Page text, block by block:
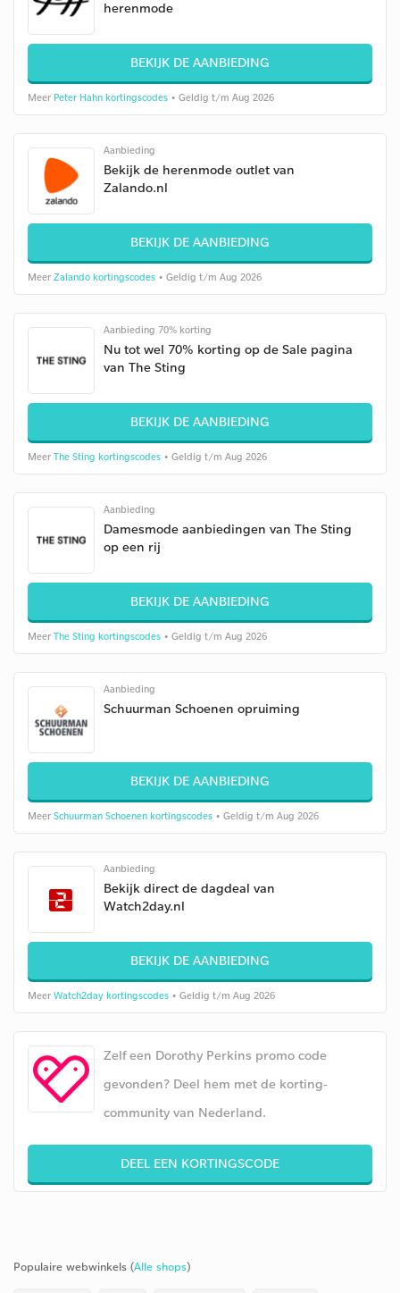
herenmode
BEKIJK DE AANBIEDING
Meer Peter Hahn kortingscodes • Geldig t/m Aug 2026
Aanbieding
Bekijk de herenmode outlet van
Zalando.nl
BEKIJK DE AANBIEDING
Meer Zalando kortingscodes • Geldig t/m Aug 2026
Aanbieding 70% korting
Nu tot wel 70% korting op de Sale pagina
van The Sting
BEKIJK DE AANBIEDING
Meer The Sting kortingscodes • Geldig t/m Aug 2026
Aanbieding
Damesmode aanbiedingen van The Sting
op een rij
BEKIJK DE AANBIEDING
Meer The Sting kortingscodes • Geldig t/m Aug 2026
Aanbieding
Schuurman Schoenen opruiming
BEKIJK DE AANBIEDING
Meer Schuurman Schoenen kortingscodes • Geldig t/m Aug 2026
Aanbieding
Bekijk direct de dagdeal van
Watch2day.nl
BEKIJK DE AANBIEDING
Meer Watch2day kortingscodes • Geldig t/m Aug 2026
Zelf een Dorothy Perkins promo code
gevonden? Deel hem met de korting-
community van Nederland.
DEEL EEN KORTINGSCODE
Populaire webwinkels (Alle shops)